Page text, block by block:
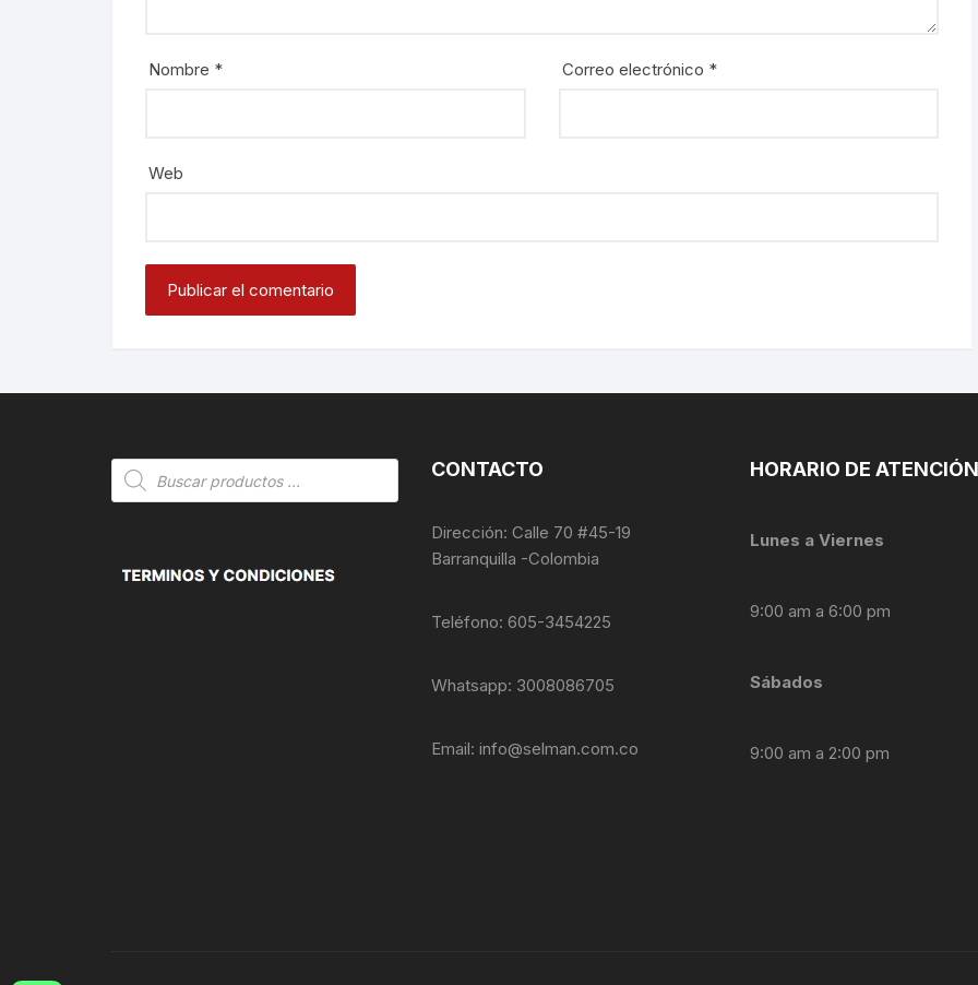
Nombre * Correo electrónico *
Web
Búsqueda
de
CONTACTO
Dirección: Calle 70 #45-19
Barranquilla -Colombia
Teléfono: 605-3454225
Whatsapp: 3008086705
Email: info@selman.com.co
HORARIO DE ATENCIÓN
Lunes a Viernes
9:00 am a 6:00 pm
Sábados
9:00 am a 2:00 pm